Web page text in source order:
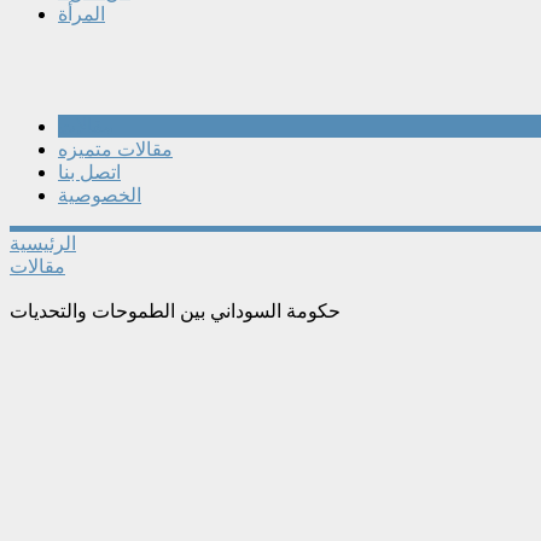
المرأة
مقالات متميزه
اتصل بنا
الخصوصية
الرئيسية
مقالات
حكومة السوداني بين الطموحات والتحديات